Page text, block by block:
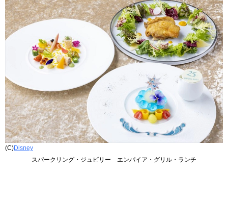
(C)Disney
スパークリング・ジュビリー エンパイア・グリル・ランチ